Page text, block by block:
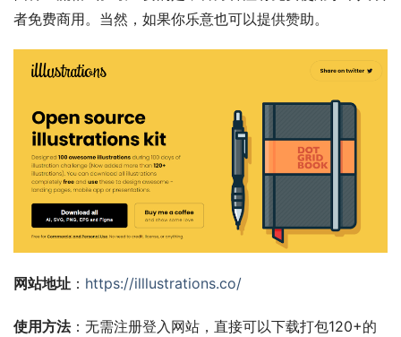
者免费商用。当然，如果你乐意也可以提供赞助。
网站地址 ： https://illlustrations.co/
使用方法：无需注册登入网站，直接可以下载打包120+的